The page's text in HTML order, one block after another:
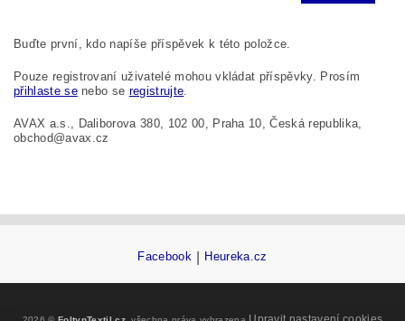
Buďte první, kdo napíše příspěvek k této položce.
Pouze registrovaní uživatelé mohou vkládat příspěvky. Prosím
přihlaste senebo se registrujte
AVAX a.s., Daliborova 380, 102 00, Praha 10, Česká republika,
obchod@avax.cz
Facebook Heureka.cz